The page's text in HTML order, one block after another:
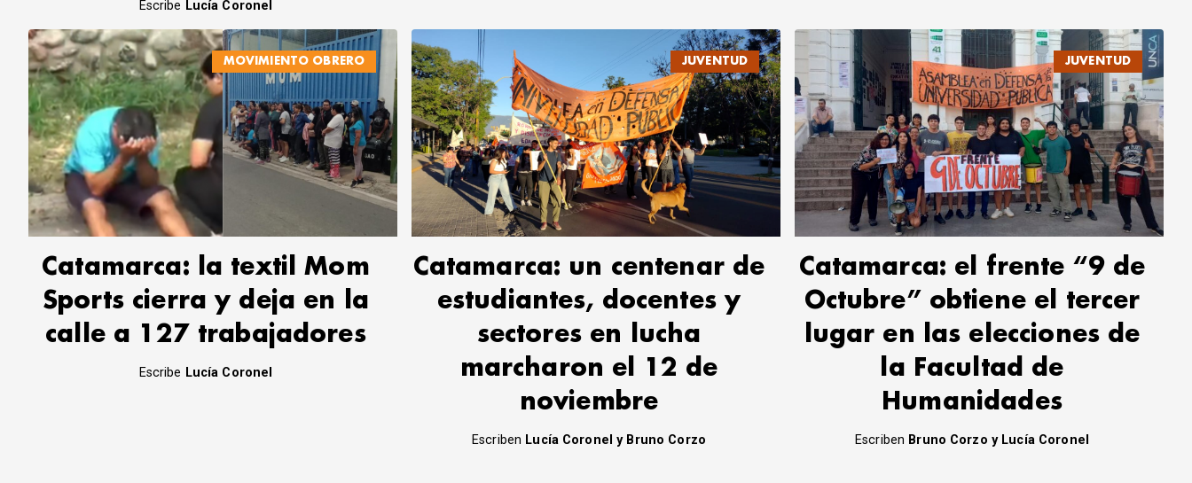
Escribe Lucía Coronel
MOVIMIENTO OBRERO
Catamarca: la textil Mom
Sports cierra y deja en la
calle a 127 trabajadores
Escribe Lucía Coronel
JUVENTUD
Catamarca: un centenar de
estudiantes, docentes y
sectores en lucha
marcharon el 12 de
noviembre
Escriben Lucía Coronel y Bruno Corzo
JUVENTUD
Catamarca: el frente “9 de
Octubre” obtiene el tercer
lugar en las elecciones de
la Facultad de
Humanidades
Escriben Bruno Corzo y Lucía Coronel